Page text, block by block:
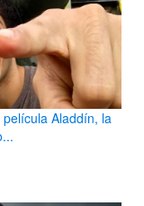
Aladdín, la